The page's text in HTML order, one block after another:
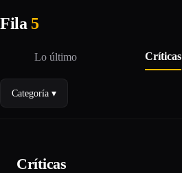
Fila 5
Lo último Críticas
Categoría ▾
Críticas